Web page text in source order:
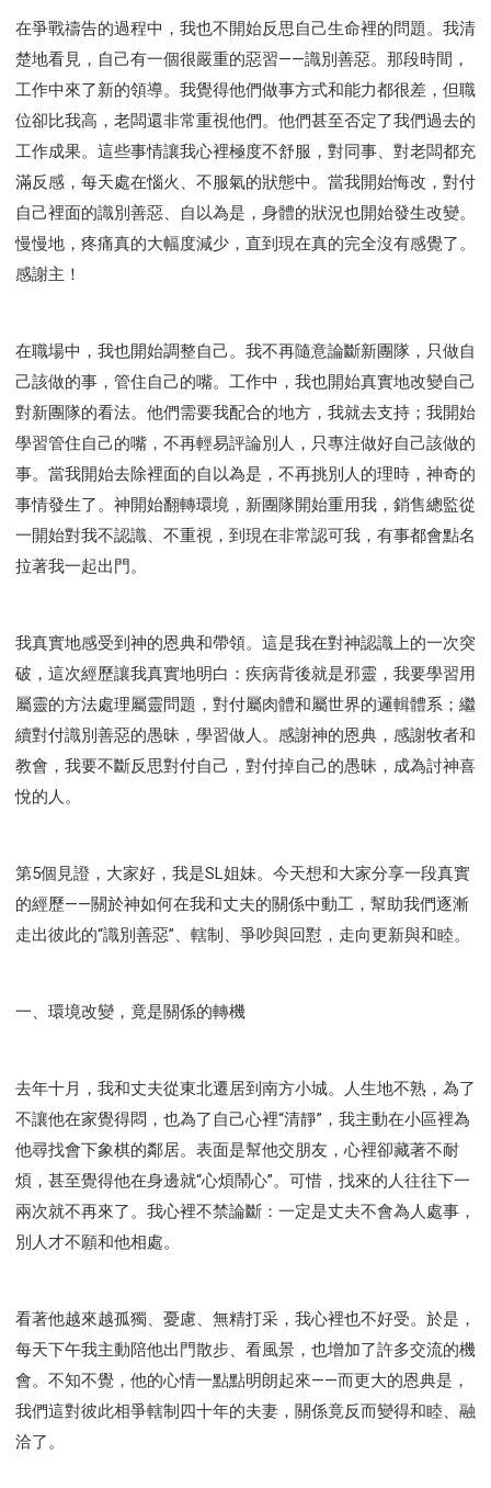
在爭戰禱告的過程中，我也不開始反思自己生命裡的問題。我清
楚地看見，自己有一個很嚴重的惡習——識別善惡。那段時間，
工作中來了新的領導。我覺得他們做事方式和能力都很差，但職
位卻比我高，老闆還非常重視他們。他們甚至否定了我們過去的
工作成果。這些事情讓我心裡極度不舒服，對同事、對老闆都充
滿反感，每天處在惱火、不服氣的狀態中。當我開始悔改，對付
自己裡面的識別善惡、自以為是，身體的狀況也開始發生改變。
慢慢地，疼痛真的大幅度減少，直到現在真的完全沒有感覺了。
感謝主！
在職場中，我也開始調整自己。我不再隨意論斷新團隊，只做自
己該做的事，管住自己的嘴。工作中，我也開始真實地改變自己
對新團隊的看法。他們需要我配合的地方，我就去支持；我開始
學習管住自己的嘴，不再輕易評論別人，只專注做好自己該做的
事。當我開始去除裡面的自以為是，不再挑別人的理時，神奇的
事情發生了。神開始翻轉環境，新團隊開始重用我，銷售總監從
一開始對我不認識、不重視，到現在非常認可我，有事都會點名
拉著我一起出門。
我真實地感受到神的恩典和帶領。這是我在對神認識上的一次突
破，這次經歷讓我真實地明白：疾病背後就是邪靈，我要學習用
屬靈的方法處理屬靈問題，對付屬肉體和屬世界的邏輯體系；繼
續對付識別善惡的愚昧，學習做人。感謝神的恩典，感謝牧者和
教會，我要不斷反思對付自己，對付掉自己的愚昧，成為討神喜
悅的人。
第5個見證，大家好，我是SL姐妹。今天想和大家分享一段真實
的經歷——關於神如何在我和丈夫的關係中動工，幫助我們逐漸
走出彼此的“識別善惡”、轄制、爭吵與回懟，走向更新與和睦。
一、環境改變，竟是關係的轉機
去年十月，我和丈夫從東北遷居到南方小城。人生地不熟，為了
不讓他在家覺得悶，也為了自己心裡“清靜”，我主動在小區裡為
他尋找會下象棋的鄰居。表面是幫他交朋友，心裡卻藏著不耐
煩，甚至覺得他在身邊就“心煩鬧心”。可惜，找來的人往往下一
兩次就不再來了。我心裡不禁論斷：一定是丈夫不會為人處事，
別人才不願和他相處。
看著他越來越孤獨、憂慮、無精打采，我心裡也不好受。於是，
每天下午我主動陪他出門散步、看風景，也增加了許多交流的機
會。不知不覺，他的心情一點點明朗起來——而更大的恩典是，
我們這對彼此相爭轄制四十年的夫妻，關係竟反而變得和睦、融
洽了。